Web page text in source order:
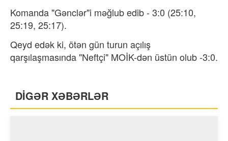
Komanda "Gənclər"i məğlub edib - 3:0 (25:10,
25:19, 25:17).
Qeyd edək ki, ötən gün turun açılış
qarşılaşmasında "Neftçi" MOİK-dən üstün olub -3:0.
DİGƏR XƏBƏRLƏR